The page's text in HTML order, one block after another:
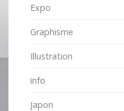
Expo
Graphisme
Illustration
info
Japon